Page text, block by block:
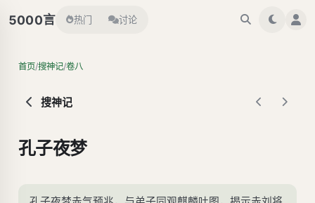
5000言 热门 讨论
首页/搜神记/卷八
搜神记
孔子夜梦